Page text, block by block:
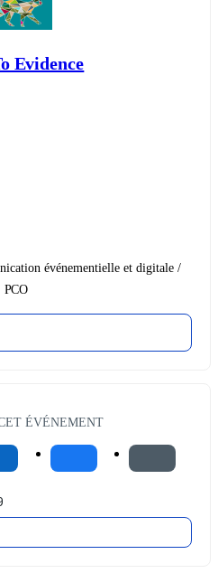
Evidence
événementielle et digitale /
PCO
ÉVÉNEMENT